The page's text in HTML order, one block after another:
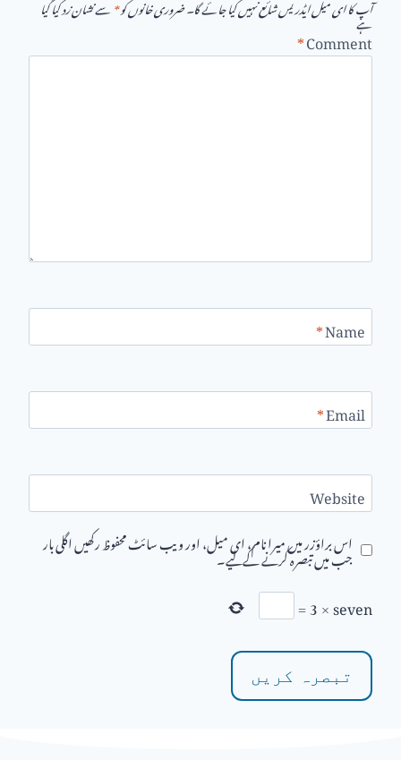
آپ کا ای میل ایڈریس شائع نہیں کیا جائے گا۔ضروری خانوں کو*سے نشان زد کیا گیا ہے
Comment
*
Name
*
Email
*
Website
اس براؤزر میں میرا نام، ای میل، اور ویب سائٹ محفوظ رکھیں اگلی بار
جب میں تبصرہ کرنے کےلیے۔
seven
×
3
=